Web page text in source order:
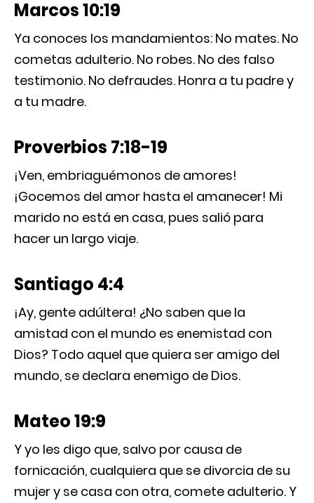
Marcos 10:19
Ya conoces los mandamientos: No mates. No
cometas adulterio. No robes. No des falso
testimonio. No defraudes. Honra a tu padre y
a tu madre.
Proverbios 7:18-19
¡Ven, embriaguémonos de amores!
¡Gocemos del amor hasta el amanecer! Mi
marido no está en casa, pues salió para
hacer un largo viaje.
Santiago 4:4
¡Ay, gente adúltera! ¿No saben que la
amistad con el mundo es enemistad con
Dios? Todo aquel que quiera ser amigo del
mundo, se declara enemigo de Dios.
Mateo 19:9
Y yo les digo que, salvo por causa de
fornicación, cualquiera que se divorcia de su
mujer y se casa con otra, comete adulterio. Y